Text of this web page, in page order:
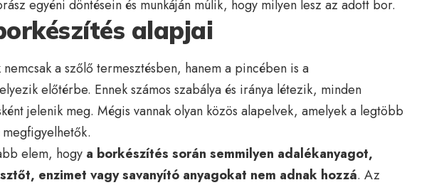
egyéni döntésein és munkáján múlik, hogy milyen lesz az adott bor.
alapjai
a szőlő termesztésben, hanem a pincében is a
előtérbe. Ennek számos szabálya és iránya létezik, minden
jelenik meg. Mégis vannak olyan közös alapelvek, amelyek a legtöbb
elem, hogy a borkészítés során semmilyen adalékanyagot,
enzimet vagy savanyító anyagokat nem adnak hozzá. Az